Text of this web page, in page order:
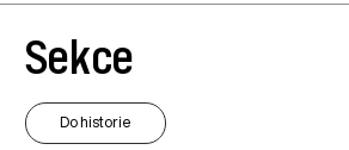
Sekce
Do historie